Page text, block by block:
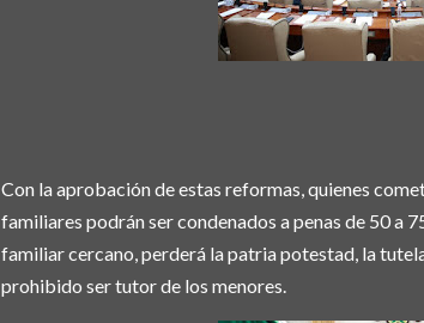
Con la aprobación de estas reformas, quienes
familiares podrán ser condenados a penas de 50 a
familiar cercano, perderá la patria potestad, la
prohibido ser tutor de los menores.